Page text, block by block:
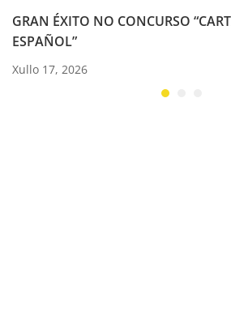
GRAN ÉXITO NO CONCURSO
ESPAÑOL”
Xullo 17, 2026